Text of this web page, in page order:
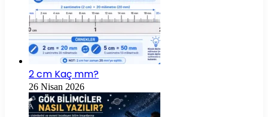
2 cm Kaç mm?
26 Nisan 2026